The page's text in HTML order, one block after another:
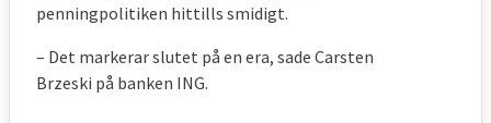
penningpolitiken hittills smidigt.
– Det markerar slutet på en era, sade Carsten
Brzeski på banken ING.